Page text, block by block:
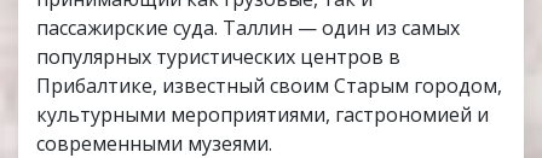
пассажирские суда. Таллин — один из самых
популярных туристических центров в
Прибалтике, известный своим Старым городом,
культурными мероприятиями, гастрономией и
современными музеями.